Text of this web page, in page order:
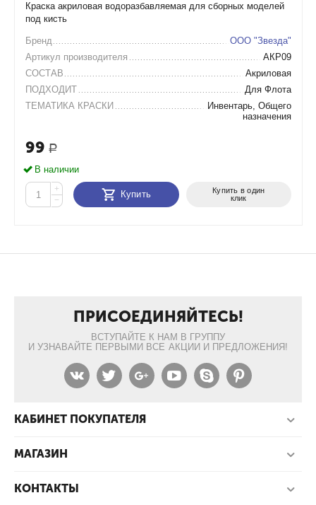
Краска акриловая водоразбавляемая для сборных моделей
под кисть
Бренд
ООО "Звезда"
Артикул производителя
АКР09
СОСТАВ
Акриловая
ПОДХОДИТ
Для Флота
ТЕМАТИКА КРАСКИ
Инвентарь, Общего
назначения
99 Р
В наличии
+
−
Купить
Купить в один
клик
ПРИСОЕДИНЯЙТЕСЬ!
ВСТУПАЙТЕ К НАМ В ГРУППУ
И УЗНАВАЙТЕ ПЕРВЫМИ ВСЕ АКЦИИ И ПРЕДЛОЖЕНИЯ!
КАБИНЕТ ПОКУПАТЕЛЯ
МАГАЗИН
КОНТАКТЫ